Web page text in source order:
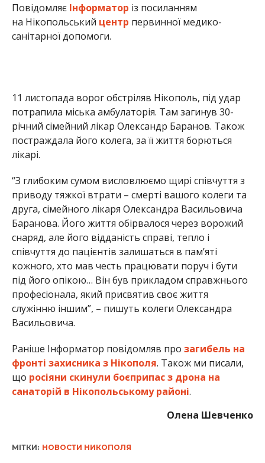
Повідомляє Інформатор із посиланням
на Нікопольський центр первинної медико-
санітарної допомоги.
11 листопада ворог обстріляв Нікополь, під удар
потрапила міська амбулаторія. Там загинув 30-
річний сімейний лікар Олександр Баранов. Також
постраждала його колега, за її життя борються
лікарі.
“З глибоким сумом висловлюємо щирі співчуття з
приводу тяжкої втрати – смерті вашого колеги та
друга, сімейного лікаря Олександра Васильовича
Баранова. Його життя обірвалося через ворожий
снаряд, але його відданість справі, тепло і
співчуття до пацієнтів залишаться в пам’яті
кожного, хто мав честь працювати поруч і бути
під його опікою… Він був прикладом справжнього
професіонала, який присвятив своє життя
служінню іншим”, – пишуть колеги Олександра
Васильовича.
Раніше Інформатор повідомляв про загибель на
фронті захисника з Нікополя. Також ми писали,
що росіяни скинули боєприпас з дрона на
санаторій в Нікопольському районі.
Олена Шевченко
МІТКИ: НОВОСТИ НИКОПОЛЯ